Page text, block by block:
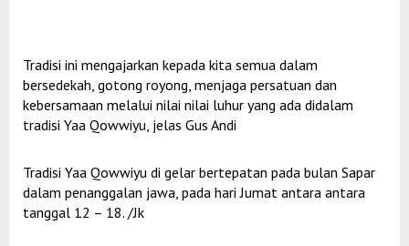
Tradisi ini mengajarkan kepada kita semua dalam
bersedekah, gotong royong, menjaga persatuan dan
kebersamaan melalui nilai nilai luhur yang ada didalam
tradisi Yaa Qowwiyu, jelas Gus Andi
Tradisi Yaa Qowwiyu di gelar bertepatan pada bulan Sapar
dalam penanggalan jawa, pada hari Jumat antara antara
tanggal 12 – 18. /Jk